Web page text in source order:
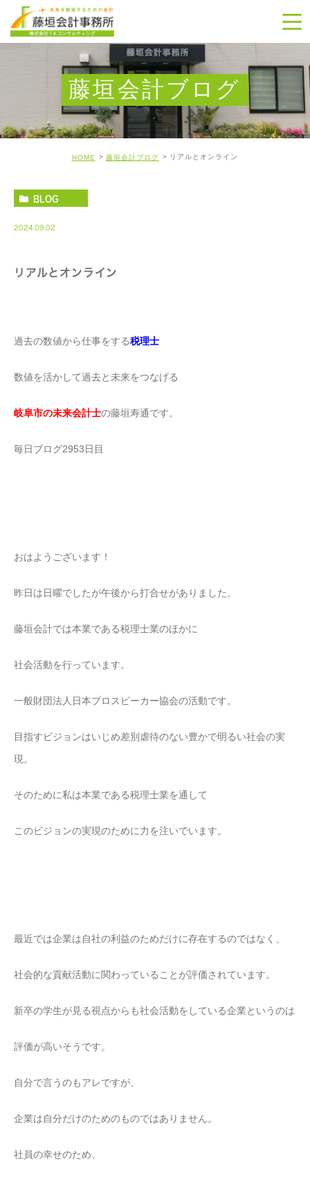
藤垣会計ブログ
HOME 藤垣会計ブログ リアルとオンライン
BLOG
2024.09.02
リアルとオンライン
過去の数値から仕事をする税理士
数値を活かして過去と未来をつなげる
岐阜市の未来会計士の藤垣寿通です。
毎日ブログ2953日目
おはようございます！
昨日は日曜でしたが午後から打合せがありました。
藤垣会計では本業である税理士業のほかに
社会活動を行っています。
一般財団法人日本プロスピーカー協会の活動です。
目指すビジョンはいじめ差別虐待のない豊かで明るい社会の実
現。
そのために私は本業である税理士業を通して
このビジョンの実現のために力を注いでいます。
最近では企業は自社の利益のためだけに存在するのではなく、
社会的な貢献活動に関わっていることが評価されています。
新卒の学生が見る視点からも社会活動をしている企業というのは
評価が高いそうです。
自分で言うのもアレですが、
企業は自分だけのためのものではありません。
社員の幸せのため、